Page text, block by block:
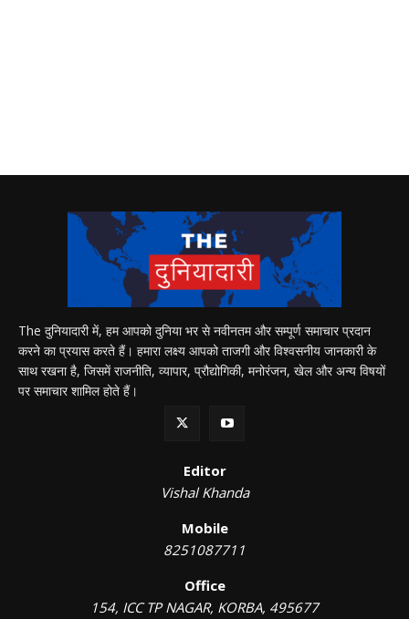
The दुनियादारी में, हम आपको दुनिया भर से नवीनतम और सम्पूर्ण समाचार प्रदान
करने का प्रयास करते हैं। हमारा लक्ष्य आपको ताजगी और विश्वसनीय जानकारी के
साथ रखना है, जिसमें राजनीति, व्यापार, प्रौद्योगिकी, मनोरंजन, खेल और अन्य विषयों
पर समाचार शामिल होते हैं।
Editor
Vishal Khanda
Mobile
8251087711
Office
154, ICC TP NAGAR, KORBA, 495677